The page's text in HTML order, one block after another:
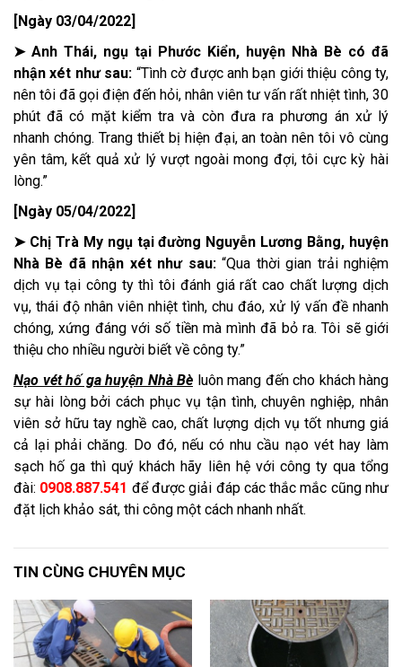
[Ngày 03/04/2022]
➤ Anh Thái, ngụ tại Phước Kiển, huyện Nhà Bè có đã
nhận xét như sau: “Tình cờ được anh bạn giới thiệu công ty,
nên tôi đã gọi điện đến hỏi, nhân viên tư vấn rất nhiệt tình, 30
phút đã có mặt kiểm tra và còn đưa ra phương án xử lý
nhanh chóng. Trang thiết bị hiện đại, an toàn nên tôi vô cùng
yên tâm, kết quả xử lý vượt ngoài mong đợi, tôi cực kỳ hài
lòng.”
[Ngày 05/04/2022]
➤ Chị Trà My ngụ tại đường Nguyễn Lương Bằng, huyện
Nhà Bè đã nhận xét như sau:“Qua thời gian trải nghiệm
dịch vụ tại công ty thì tôi đánh giá rất cao chất lượng dịch
vụ, thái độ nhân viên nhiệt tình, chu đáo, xử lý vấn đề nhanh
chóng, xứng đáng với số tiền mà mình đã bỏ ra. Tôi sẽ giới
thiệu cho nhiều người biết về công ty.”
Nạo vét hố ga huyện Nhà Bè luôn mang đến cho khách hàng
sự hài lòng bởi cách phục vụ tận tình, chuyên nghiệp, nhân
viên sở hữu tay nghề cao, chất lượng dịch vụ tốt nhưng giá
cả lại phải chăng. Do đó, nếu có nhu cầu nạo vét hay làm
sạch hố ga thì quý khách hãy liên hệ với công ty qua tổng
đài: 0908.887.541 để được giải đáp các thắc mắc cũng như
đặt lịch khảo sát, thi công một cách nhanh nhất.
TIN CÙNG CHUYÊN MỤC